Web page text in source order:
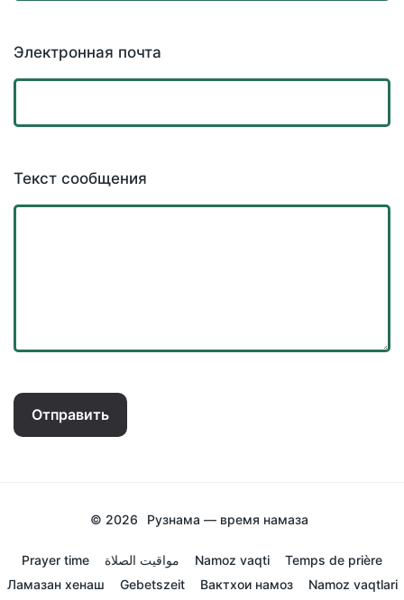
Электронная почта
Текст сообщения
Отправить
© 2026 Рузнама — время намаза
Prayer time مواقيت الصلاة Namoz vaqti
Temps de prière
Ламазан хенаш
Gebetszeit Вактхои намоз
Namoz vaqtlari